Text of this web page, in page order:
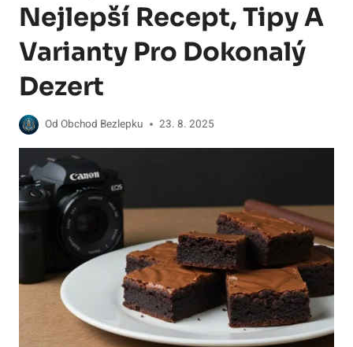
Nejlepší Recept, Tipy A
Varianty Pro Dokonalý
Dezert
Od Obchod Bezlepku 23. 8. 2025